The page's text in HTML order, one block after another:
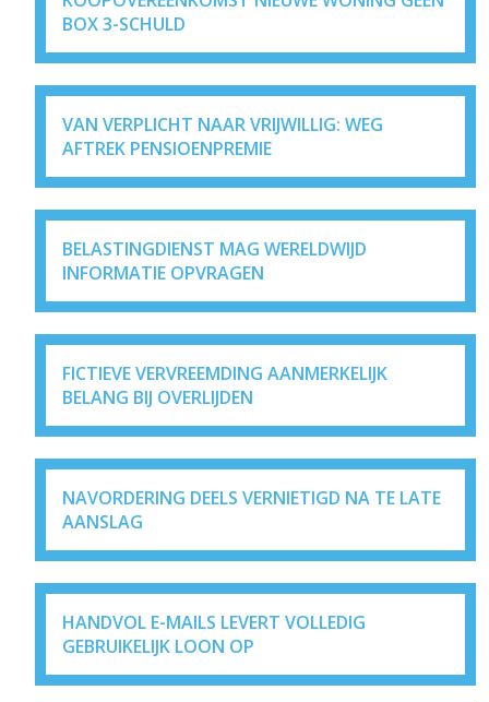
BOX 3-SCHULD
VAN VERPLICHT NAAR VRIJWILLIG: WEG
AFTREK PENSIOENPREMIE
BELASTINGDIENST MAG WERELDWIJD
INFORMATIE OPVRAGEN
FICTIEVE VERVREEMDING AANMERKELIJK
BELANG BIJ OVERLIJDEN
NAVORDERING DEELS VERNIETIGD NA TE LATE
AANSLAG
HANDVOL E-MAILS LEVERT VOLLEDIG
GEBRUIKELIJK LOON OP